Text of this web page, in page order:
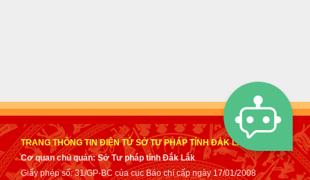
TRANG THÔNG TIN ĐIỆN TỬ SỞ TƯ PHÁP TỈNH ĐẮK LẮK
Cơ quan chủ quản: Sở Tư pháp tỉnh Đắk Lắk
Giấy phép số: 31/GP-BC của cục Báo chí cấp ngày 17/01/2008